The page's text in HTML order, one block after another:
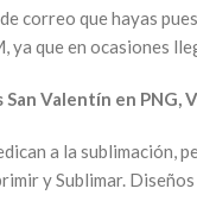
que hayas
ya que en ocasiones
San Valentín en PNG,
a la
y Sublimar.